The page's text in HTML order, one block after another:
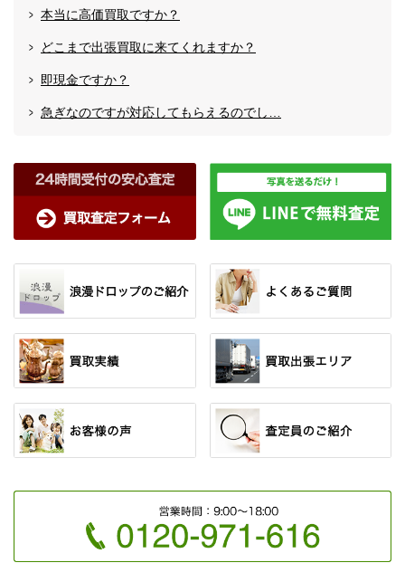
本当に高価買取ですか？
どこまで出張買取に来てくれますか？
即現金ですか？
急ぎなのですが対応してもらえるのでし…